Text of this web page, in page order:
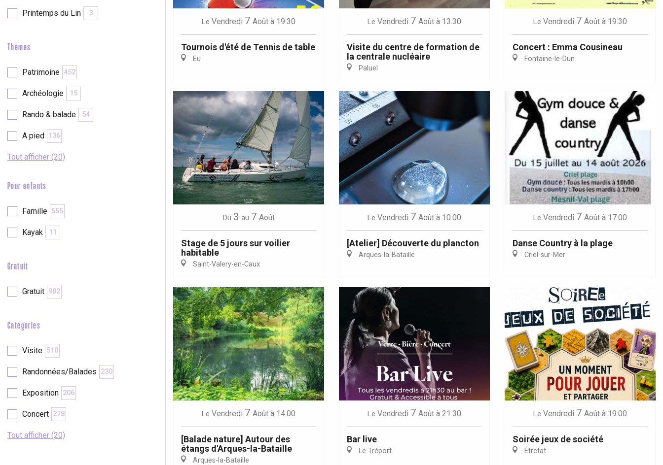
Printemps du Lin 3
Thèmes
Patrimoine 452
Archéologie 15
Rando & balade 54
A pied 136
Tout afficher (20)
Pour enfants
Famille 555
Kayak 11
Gratuit
Gratuit 982
Catégories
Visite 510
Randonnées/Balades 230
Exposition 206
Concert 278
Tout afficher (20)
Le Vendredi 7 Août à 19:30
Tournois d'été de Tennis de table
Eu
Le Vendredi 7 Août à 13:30
Visite du centre de formation de
la centrale nucléaire
Paluel
Le Vendredi 7 Août à 19:30
Concert : Emma Cousineau
Fontaine-le-Dun
Du 3 au 7 Août
Stage de 5 jours sur voilier
habitable
Saint-Valery-en-Caux
Le Vendredi 7 Août à 10:00
[Atelier] Découverte du plancton
Arques-la-Bataille
Le Vendredi 7 Août à 17:00
Danse Country à la plage
Criel-sur-Mer
Le Vendredi 7 Août à 14:00
[Balade nature] Autour des
étangs d'Arques-la-Bataille
Arques-la-Bataille
Le Vendredi 7 Août à 21:30
Bar live
Le Tréport
Le Vendredi 7 Août à 19:00
Soirée jeux de société
Étretat